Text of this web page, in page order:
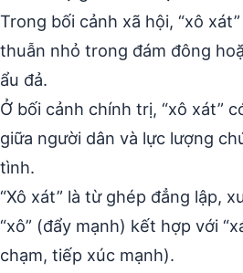
Trong bối cảnh xã hội, “xô
thuẫn nhỏ trong đám đông
ẩu đả.
Ở bối cảnh chính trị, “xô xát”
giữa người dân và lực lượng
tình.
“Xô xát” là từ ghép đẳng lập,
“xô” (đẩy mạnh) kết hợp với
chạm, tiếp xúc mạnh).